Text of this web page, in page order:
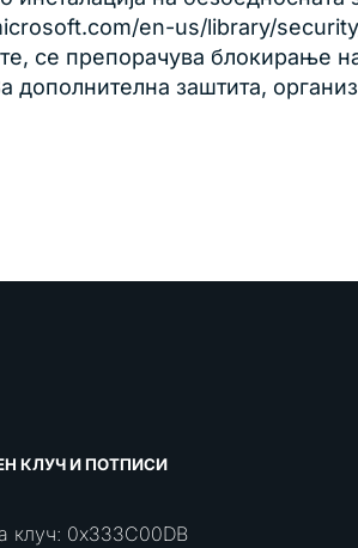
en-us/library/
се препорачува блокирање
дополнителна заштита,
КЛУЧ И ПОТПИСИ
клуч: 0x333C00DB